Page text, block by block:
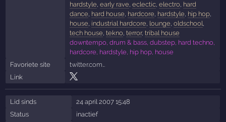
hardstyle, early rave, eclectic, electro, hard
dance, hard house, hardcore, hardstyle, hip hop,
house, industrial hardcore, lounge, oldschool,
tech house, tekno, terror, tribal house
downtempo, drum & bass, dubstep, hard techno,
hardcore, hardstyle, hip hop, house
Favoriete site
twitter.com…
Link
Lid sinds
24 april 2007 15:48
Status
inactief